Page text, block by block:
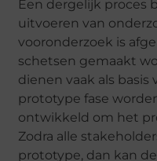
Een dergelijk proces
uitvoeren van
vooronderzoek is
schetsen gemaakt
dienen vaak als basis
prototype fase
ontwikkeld om het
Zodra alle
prototype, dan kan